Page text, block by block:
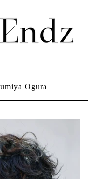
Ogura